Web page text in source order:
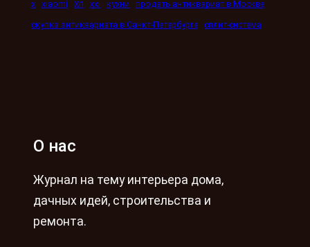
x xiaomi xn xxi кухни
продать антиквариат в Москве
скупка антиквариата в Санкт-Петербурге сплит-система
О нас
Журнал на тему интерьера дома,
дачных идей, строительства и
ремонта.